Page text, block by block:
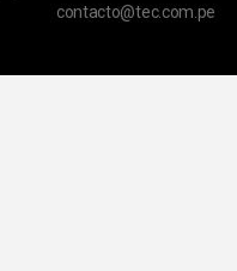
contacto@tec.com.pe